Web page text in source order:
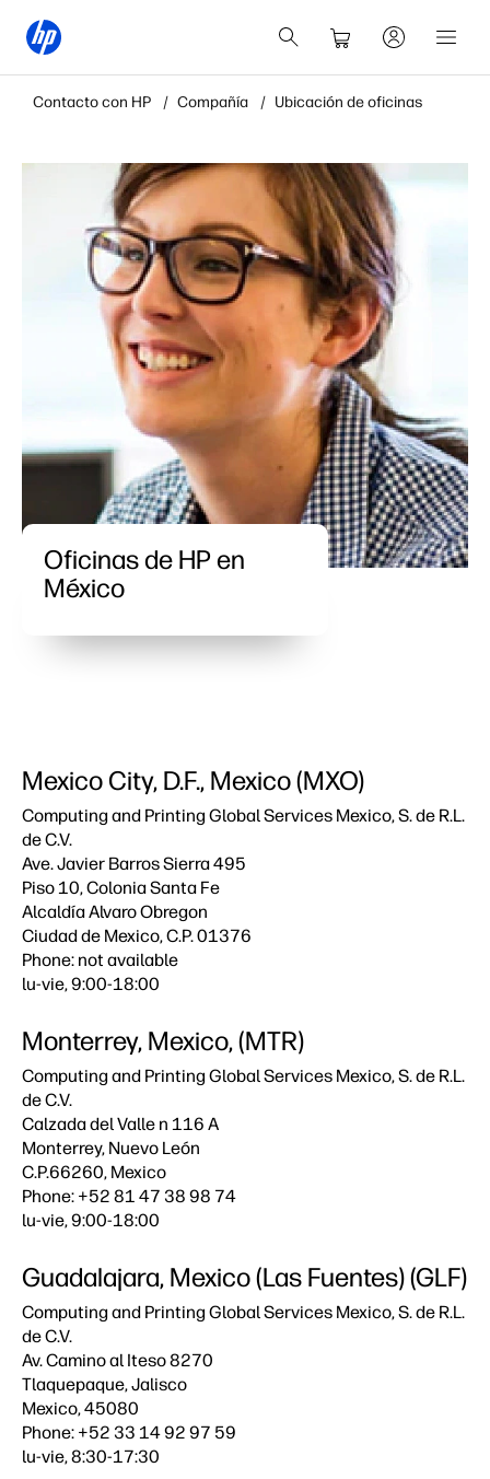
Contacto con HP Compañía Ubicación de oficinas
Oficinas de HP en
México
Mexico City, D.F., Mexico (MXO)
Computing and Printing Global Services Mexico, S. de R.L.
de C.V.
Ave. Javier Barros Sierra 495
Piso 10, Colonia Santa Fe
Alcaldía Alvaro Obregon
Ciudad de Mexico, C.P. 01376
Phone: not available
lu-vie, 9:00-18:00
Monterrey, Mexico, (MTR)
Computing and Printing Global Services Mexico, S. de R.L.
de C.V.
Calzada del Valle n 116 A
Monterrey, Nuevo León
C.P.66260, Mexico
Phone: +52 81 47 38 98 74
lu-vie, 9:00-18:00
Guadalajara, Mexico (Las Fuentes) (GLF)
Computing and Printing Global Services Mexico, S. de R.L.
de C.V.
Av. Camino al Iteso 8270
Tlaquepaque, Jalisco
Mexico, 45080
Phone: +52 33 14 92 97 59
lu-vie, 8:30-17:30